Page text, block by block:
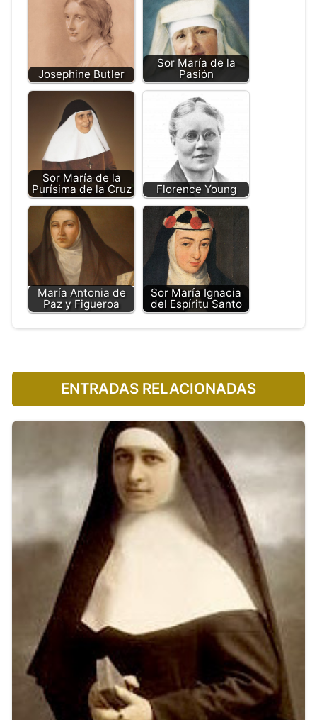
Josephine Butler
Sor María de la
Pasión
Sor María de la
Purísima de la Cruz
Florence Young
María Antonia de
Paz y Figueroa
Sor María Ignacia
del Espíritu Santo
ENTRADAS RELACIONADAS